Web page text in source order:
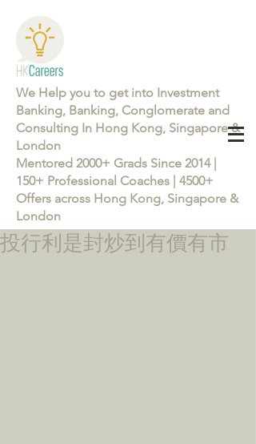
We Help you to get into Investment
Banking, Banking, Conglomerate and
Consulting In Hong Kong, Singapore &
London
Mentored 2000+ Grads Since 2014 |
150+ Professional Coaches | 4500+
Offers across Hong Kong, Singapore &
London
投行利是封炒到有價有市